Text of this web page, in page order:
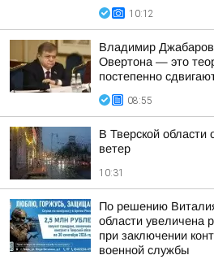
10:12
Владимир
Овертона — это
постепенно
08:55
В Тверской
ветер
10:31
По решению
области увеличена
при заключении
военной службы